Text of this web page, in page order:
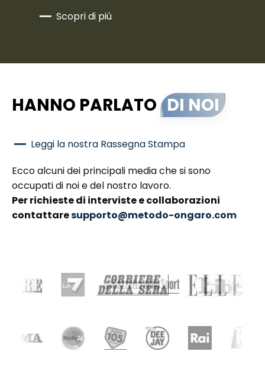
━━ Scopri di più
HANNO PARLATO DI NOI
━━ Leggi la nostra Rassegna Stampa
Ecco alcuni dei principali media che si sono
occupati di noi e del nostro lavoro.
Per richieste di interviste e collaborazioni
contattaresupporto@metodo-ongaro.com